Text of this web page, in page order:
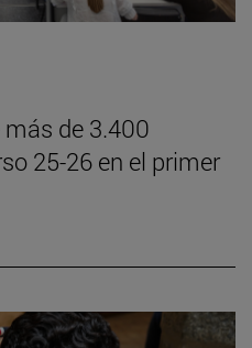
de 3.400
25-26 en el primer